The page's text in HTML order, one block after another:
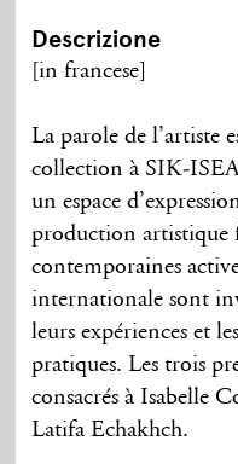
Descrizione
[in francese]
La parole de l’artiste
collection à SIK-
un espace
production artistique
contemporaines
internationale sont
leurs expériences et
pratiques. Les trois
consacrés à Isabelle
Latifa Echakhch.